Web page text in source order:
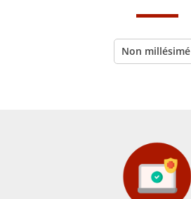
Non millésimé